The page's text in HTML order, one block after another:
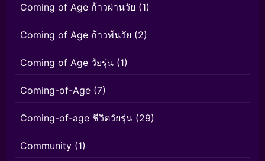
Coming of Age ก้าวผ่านวัย (1)
Coming of Age ก้าวพ้นวัย (2)
Coming of Age วัยรุ่น (1)
Coming-of-Age (7)
Coming-of-age ชีวิตวัยรุ่น (29)
Community (1)